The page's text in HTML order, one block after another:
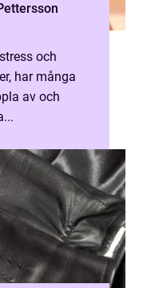
och
har många
av och